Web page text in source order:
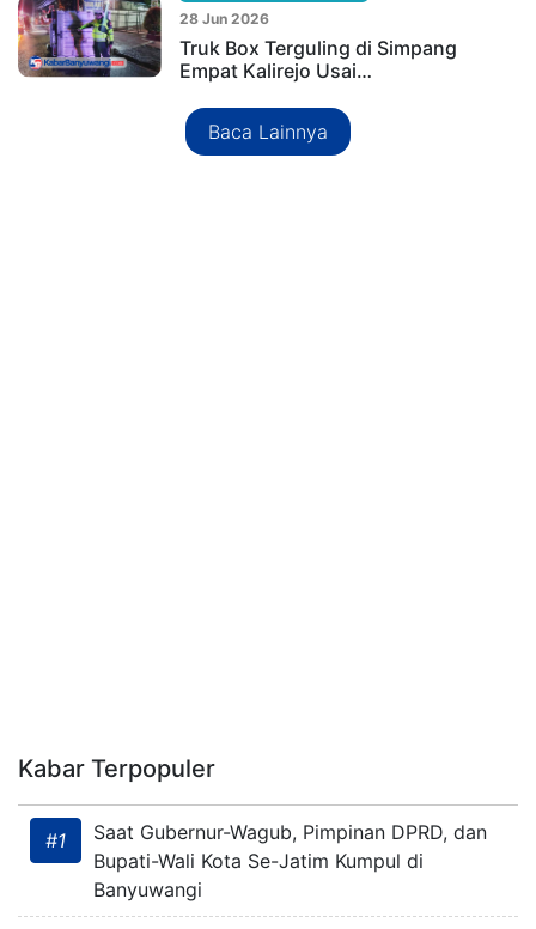
28 Jun 2026
Truk Box Terguling di Simpang
Empat Kalirejo Usai…
Baca Lainnya
Kabar Terpopuler
#1
Saat Gubernur-Wagub, Pimpinan DPRD, dan
Bupati-Wali Kota Se-Jatim Kumpul di
Banyuwangi